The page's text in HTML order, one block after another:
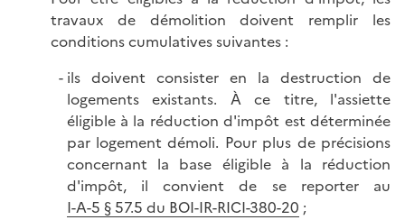
travaux de démolition doivent remplir les
conditions cumulatives suivantes :
ils doivent consister en la destruction de
logements existants. À ce titre, l'assiette
éligible à la réduction d'impôt est déterminée
par logement démoli. Pour plus de précisions
concernant la base éligible à la réduction
d'impôt, il convient de se reporter au
I-A-5 § 57.5 du BOI-IR-RICI-380-20 ;